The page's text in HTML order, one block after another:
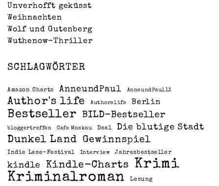
Unverhofft geküsst
Weihnachten
Wolf und Gutenberg
Wuthenow-Thriller
SCHLAGWÖRTER
Amazon Charts AnneundPaul AnneundPaul13
Author's life Authorslife Berlin
Bestseller BILD-Bestseller
bloggertreffen Cafe Moskau Deal Die blutige Stadt
Dunkel Land Gewinnspiel
Indie Lese-Festival Interview Jahresbestseller
kindle Kindle-Charts
Krimi
Kriminalroman
Lesung